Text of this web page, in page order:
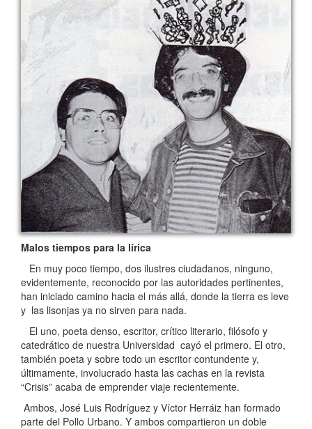
Malos tiempos para la lírica
En muy poco tiempo, dos ilustres ciudadanos, ninguno,
evidentemente, reconocido por las autoridades pertinentes,
han iniciado camino hacia el más allá, donde la tierra es leve
y las lisonjas ya no sirven para nada.
El uno, poeta denso, escritor, crítico literario, filósofo y
catedrático de nuestra Universidad cayó el primero. El otro,
también poeta y sobre todo un escritor contundente y,
últimamente, involucrado hasta las cachas en la revista
“Crisis” acaba de emprender viaje recientemente.
Ambos, José Luis Rodríguez y Víctor Herráiz han formado
parte del Pollo Urbano. Y ambos compartieron un doble